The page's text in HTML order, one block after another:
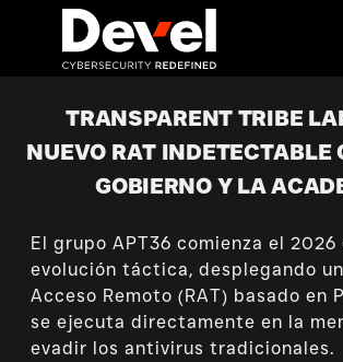
TRANSPARENT TRIBE
NUEVO RAT INDETECTABLE
GOBIERNO Y LA
El grupo APT36 comienza el 2026
evolución táctica, desplegando
Acceso Remoto (RAT) basado en
se ejecuta directamente en la
evadir los antivirus tradicionales.